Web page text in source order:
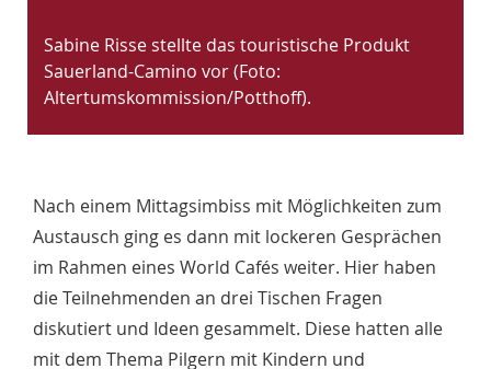
Sabine Risse stellte das touristische Produkt
Sauerland-Camino vor (Foto:
Altertumskommission/Potthoff).
Nach einem Mittagsimbiss mit Möglichkeiten zum
Austausch ging es dann mit lockeren Gesprächen
im Rahmen eines World Cafés weiter. Hier haben
die Teilnehmenden an drei Tischen Fragen
diskutiert und Ideen gesammelt. Diese hatten alle
mit dem Thema Pilgern mit Kindern und